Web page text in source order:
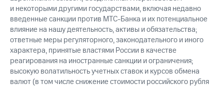
и некоторыми другими государствами, включая недавно
введенные санкции против МТС-Банка и их потенциальное
влияние на нашу деятельность, активы и обязательства;
ответные меры регуляторного, законодательного и иного
характера, принятые властями России в качестве
реагирования на иностранные санкции и ограничения;
высокую волатильность учетных ставок и курсов обмена
валют (в том числе снижение стоимости российского рубля